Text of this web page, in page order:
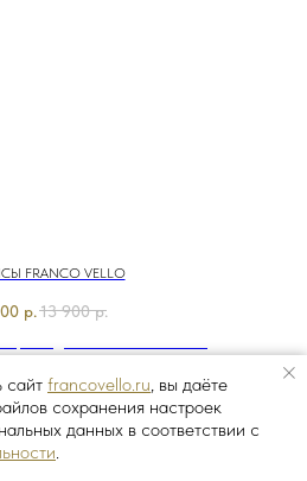
FRANCO VELLO
р.13 900 р.
сайт francovello.ru, вы даёте
сохранения настроек
данных в соответствии с
.